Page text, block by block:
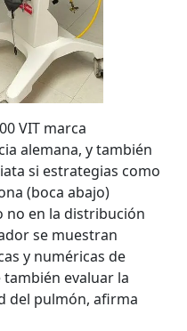
VIT marca
alemana, y también
si estrategias como
(boca abajo)
no en la distribución
se muestran
y numéricas de
evaluar la
del pulmón, afirma